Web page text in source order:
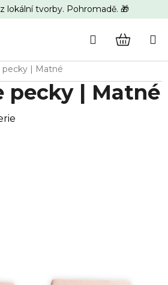
lokální tvorby. Pohromadě. 🎁
Hledat
pecky | Matné
pecky | Matné